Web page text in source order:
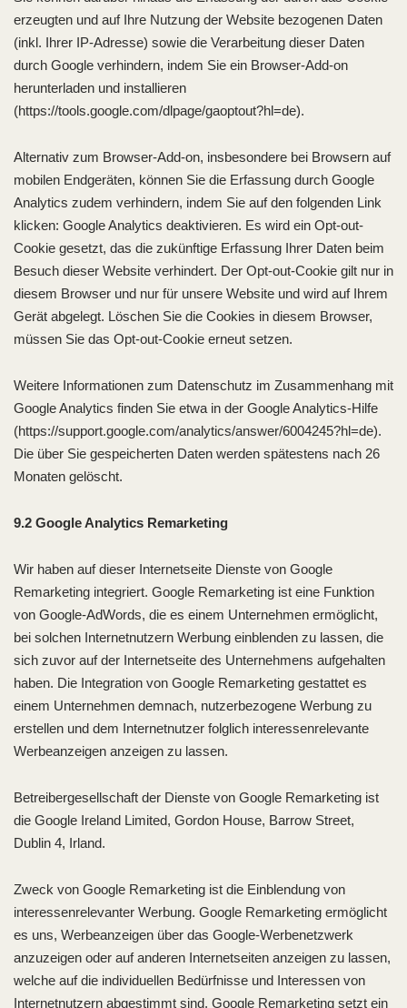
erzeugten und auf Ihre Nutzung der Website bezogenen Daten
(inkl. Ihrer IP-Adresse) sowie die Verarbeitung dieser Daten
durch Google verhindern, indem Sie ein Browser-Add-on
herunterladen und installieren
(https://tools.google.com/dlpage/gaoptout?hl=de).
Alternativ zum Browser-Add-on, insbesondere bei Browsern auf
mobilen Endgeräten, können Sie die Erfassung durch Google
Analytics zudem verhindern, indem Sie auf den folgenden Link
klicken: Google Analytics deaktivieren. Es wird ein Opt-out-
Cookie gesetzt, das die zukünftige Erfassung Ihrer Daten beim
Besuch dieser Website verhindert. Der Opt-out-Cookie gilt nur in
diesem Browser und nur für unsere Website und wird auf Ihrem
Gerät abgelegt. Löschen Sie die Cookies in diesem Browser,
müssen Sie das Opt-out-Cookie erneut setzen.
Weitere Informationen zum Datenschutz im Zusammenhang mit
Google Analytics finden Sie etwa in der Google Analytics-Hilfe
(https://support.google.com/analytics/answer/6004245?hl=de).
Die über Sie gespeicherten Daten werden spätestens nach 26
Monaten gelöscht.
9.2 Google Analytics Remarketing
Wir haben auf dieser Internetseite Dienste von Google
Remarketing integriert. Google Remarketing ist eine Funktion
von Google-AdWords, die es einem Unternehmen ermöglicht,
bei solchen Internetnutzern Werbung einblenden zu lassen, die
sich zuvor auf der Internetseite des Unternehmens aufgehalten
haben. Die Integration von Google Remarketing gestattet es
einem Unternehmen demnach, nutzerbezogene Werbung zu
erstellen und dem Internetnutzer folglich interessenrelevante
Werbeanzeigen anzeigen zu lassen.
Betreibergesellschaft der Dienste von Google Remarketing ist
die Google Ireland Limited, Gordon House, Barrow Street,
Dublin 4, Irland.
Zweck von Google Remarketing ist die Einblendung von
interessenrelevanter Werbung. Google Remarketing ermöglicht
es uns, Werbeanzeigen über das Google-Werbenetzwerk
anzuzeigen oder auf anderen Internetseiten anzeigen zu lassen,
welche auf die individuellen Bedürfnisse und Interessen von
Internetnutzern abgestimmt sind. Google Remarketing setzt ein